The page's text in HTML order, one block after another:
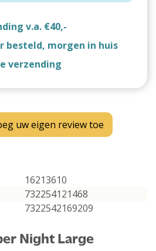
v.a. €40,-
besteld, morgen in huis
verzending
uw eigen review toe
16213610
732254121468
7322542169209
Night Large